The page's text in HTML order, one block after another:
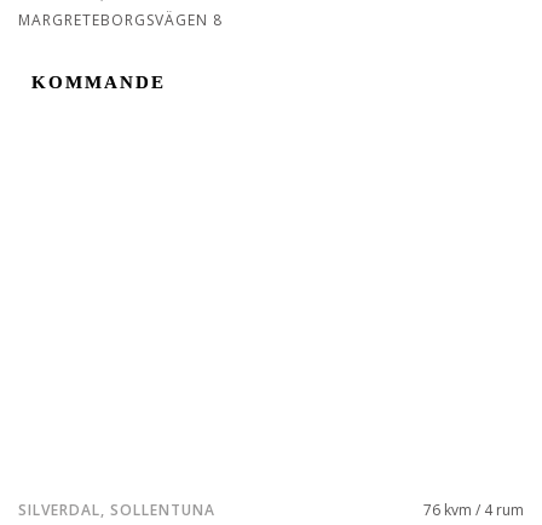
MARGRETEBORGSVÄGEN 8
KOMMANDE
KOMMANDE
SILVERDAL, SOLLENTUNA
76 kvm / 4 rum